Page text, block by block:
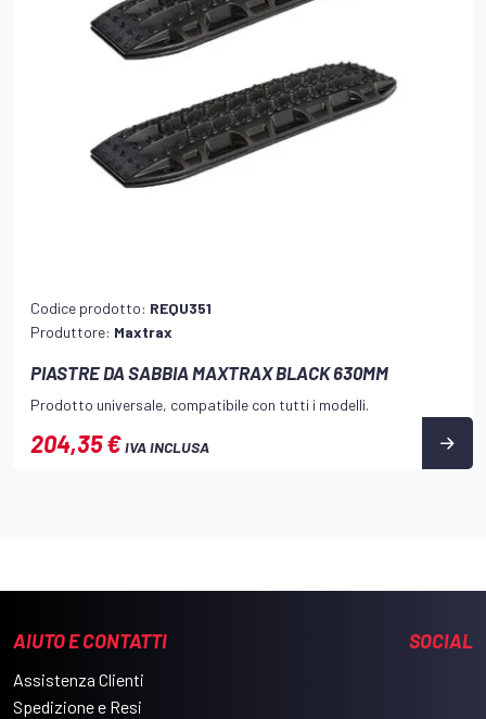
Codice prodotto: REQU351
Produttore: Maxtrax
PIASTRE DA SABBIA MAXTRAX BLACK 630MM
Prodotto universale, compatibile con tutti i modelli.
204,35 €IVA INCLUSA
AIUTO E CONTATTI
Assistenza Clienti
Spedizione e Resi
SOCIAL